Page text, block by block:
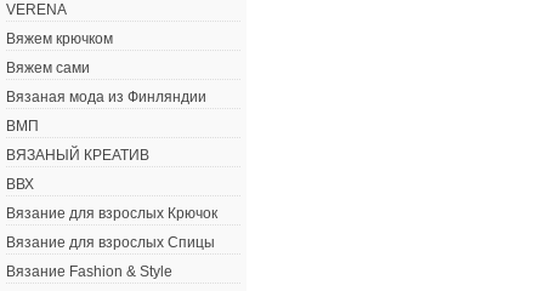
VERENA
Вяжем крючком
Вяжем сами
Вязаная мода из Финляндии
ВМП
ВЯЗАНЫЙ КРЕАТИВ
ВВХ
Вязание для взрослых Крючок
Вязание для взрослых Спицы
Вязание Fashion & Style